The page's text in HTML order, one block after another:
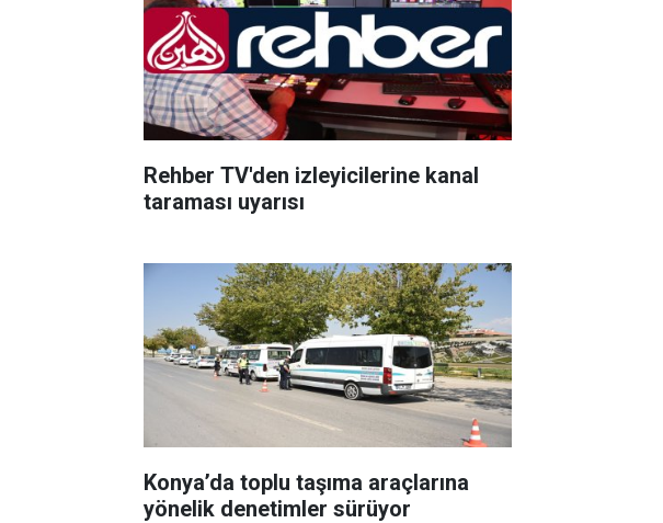
Rehber TV'den izleyicilerine kanal
taraması uyarısı
Konya’da toplu taşıma araçlarına
yönelik denetimler sürüyor